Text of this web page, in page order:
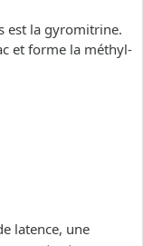
est la gyromitrine.
et forme la méthyl-
latence, une